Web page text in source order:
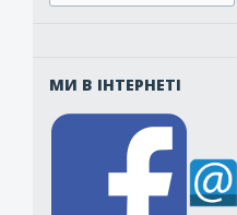
МИ В ІНТЕРНЕТІ